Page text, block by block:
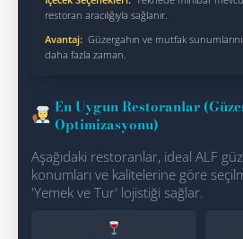
restoran aracılığıyla sağlanır.
Avantaj: Güzergahın ve mutfak
daha fazla zaman.
En Uygun Restoranlar
Optimizasyonu)
Aşağıdaki restoranlar, ideal ALF
konumları ve kalitelerine göre
'Yemek ve Tur' lojistiği sağlar.